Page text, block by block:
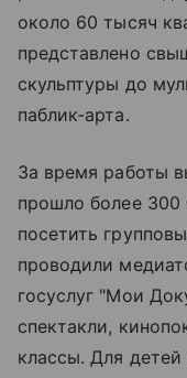
около 60 тысяч
представлено
скульптуры до
паблик-арта.
За время работы
прошло более 300
посетить
проводили
госуслуг "Мои
спектакли,
классы. Для детей